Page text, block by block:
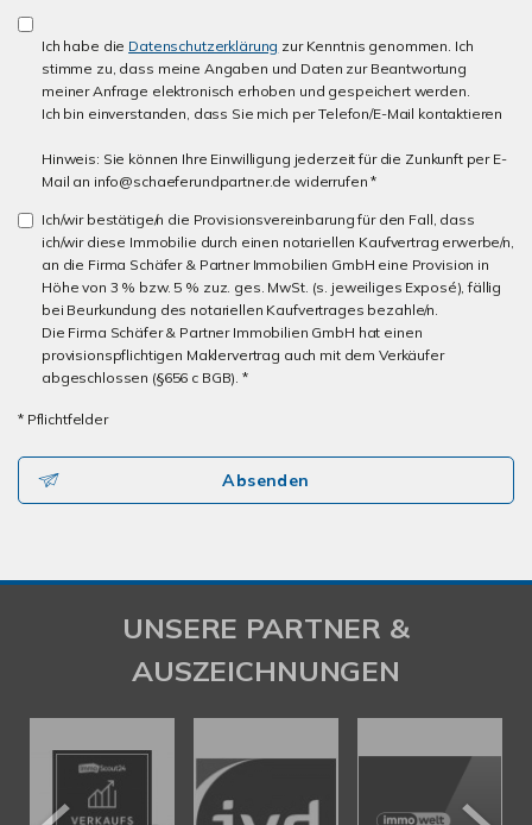
Ich habe die Datenschutzerklärung zur Kenntnis genommen. Ich
stimme zu, dass meine Angaben und Daten zur Beantwortung
meiner Anfrage elektronisch erhoben und gespeichert werden.
Ich bin einverstanden, dass Sie mich per Telefon/E-Mail kontaktieren
Hinweis: Sie können Ihre Einwilligung jederzeit für die Zunkunft per E-
Mail an info@schaeferundpartner.de widerrufen *
Ich/wir bestätige/n die Provisionsvereinbarung für den Fall, dass
ich/wir diese Immobilie durch einen notariellen Kaufvertrag erwerbe/n,
an die Firma Schäfer & Partner Immobilien GmbH eine Provision in
Höhe von 3 % bzw. 5 % zuz. ges. MwSt. (s. jeweiliges Exposé), fällig
bei Beurkundung des notariellen Kaufvertrages bezahle/n.
Die Firma Schäfer & Partner Immobilien GmbH hat einen
provisionspflichtigen Maklervertrag auch mit dem Verkäufer
abgeschlossen (§656 c BGB). *
* Pflichtfelder
Absenden
UNSERE PARTNER &
AUSZEICHNUNGEN